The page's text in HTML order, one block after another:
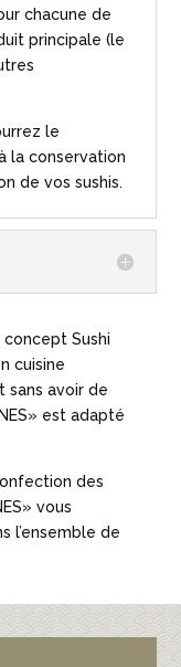
chacune de
principale (le
le
la conservation
de vos sushis.
Sushi
cuisine
avoir de
est adapté
des
vous
l’ensemble de